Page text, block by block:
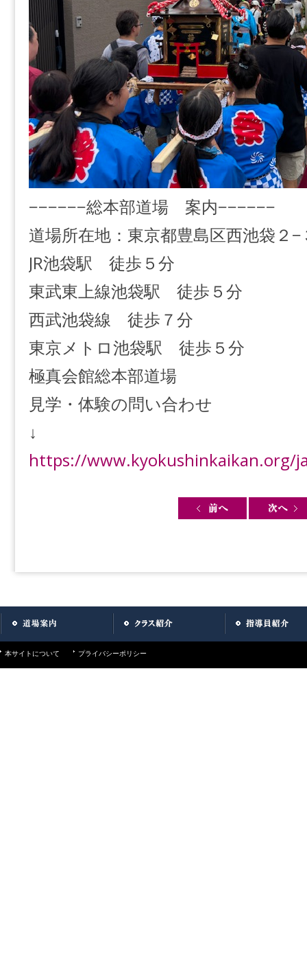
−−−−−−総本部道場 案内−−−−−−
道場所在地：東京都豊島区西池袋２−
JR池袋駅 徒歩５分
東武東上線池袋駅 徒歩５分
西武池袋線 徒歩７分
東京メトロ池袋駅 徒歩５分
極真会館総本部道場
見学・体験の問い合わせ
↓
https://www.kyokushinkaikan.org/
本サイトについて プライバシーポリシー